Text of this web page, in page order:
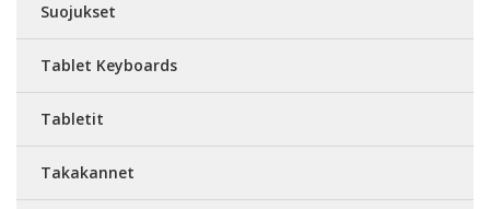
Suojukset
Tablet Keyboards
Tabletit
Takakannet